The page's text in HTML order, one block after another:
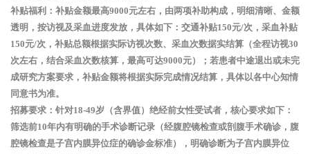
补贴福利 ：补贴金额最高9000元左右 ，由两项补助构成，明细清晰、金额
透明，按访视及采血进度发放，具体如下：交通补贴150元/次，采血补贴
150元/次，补贴总额根据实际访视次数、采血次数据实结算（全程访视30
次左右，结合采血次数核算，最高可达9000元）；若患者中途退出或未完
成研究方案要求，补贴金额将根据实际完成情况结算，具体以各中心知情
同意书为准。
招募要求 ：针对18-49岁（含界值）绝经前女性受试者，核心要求如下：
筛选前10年内有明确的手术诊断记录（经腹腔镜检查或剖腹手术确诊，腹
腔镜检查是子宫内膜异位症的确诊金标准），明确诊断为子宫内膜异位